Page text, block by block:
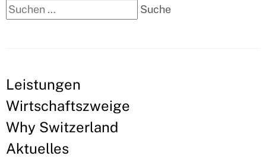
Suche nach: Suche
Leistungen
Wirtschaftszweige
Why Switzerland
Aktuelles